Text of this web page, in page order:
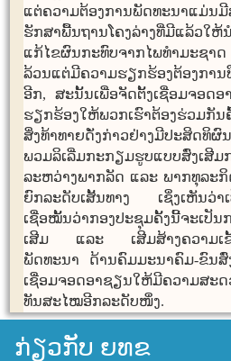
ແຕ່​ຄວາມ​ຕ້ອງການ​ພັດທະນາ​ແມ່ນ​
ຮັກສາ​ພື້ນຖານ​ໂຄງ​ລ່າງ​ທີ່​ມີ​ແລ້ວ​ໃຫ້​
ແກ້​ໄຂ​ຜົນ​ກະທົບ​ຈາກ​ໄພ​ທຳ​ມະ​ຊ
ລ້ວນ​ແຕ່​ມີ​ຄວາມ​ຮຽກຮ້ອງ​ຕ້ອງກາ
ອີກ, ສະນັ້ນ​ເພື່ອ​ຈັດຕັ້ງ​ເຊື່ອມ​ຈອດ​ອ
ຮຽກຮ້ອງ​ໃຫ້​ພວກ​ເຮົາ​ຕ້ອງຮ່ວມ​ກັ
ສິ່ງ​ທ້າ​ທາຍ​ດັ່ງກ່າວ​ຢ່າງ​ມີ​ປະສິດ
ພວມ​ລິ​ເລີ່​ມກະກຽມຮູບ​ແບບ​ສົ່ງ​ເສີມ​
ລະຫວ່າງ​ພາກ​ລັດ ​ແລະ ພາກ​ທຸລະ​ກິ
ຍົກ​ລະດັບ​ເສັ້ນທາງ ​ເຊິ່ງ​ເຫັນ​ວ່
ເຊື່ອໝັ້ນວ່າ​ກອງ​ປະຊຸມ​ຄັ້ງນີ້​ຈະ​ເປັ
ເສີມ ​ແລະ ​ເສີມ​ສ້າງ​ຄວາມ​ເຂັ້
ພັດທະນາ​ ດ້ານ​ຄົມມະນາຄົມ​-ຂົນ​ສົ່
ເຊື່ອມ​ຈອດ​ອາຊຽນ​ໃຫ້​ມີ​ຄວາມ​ສະ
ທັນ​ສະ​ໄໝອີກ​ລະດັບໜຶ່ງ.
ກ່ຽວກັບ ຍທຂ